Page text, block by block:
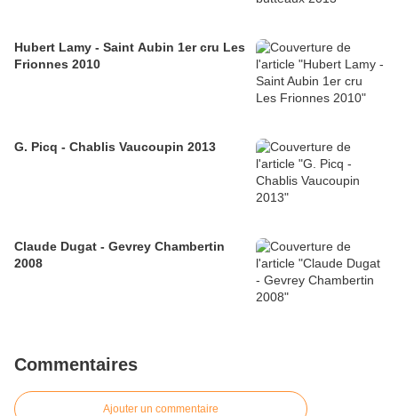
Hubert Lamy - Saint Aubin 1er cru Les
Frionnes 2010
G. Picq - Chablis Vaucoupin 2013
Claude Dugat - Gevrey Chambertin
2008
Commentaires
Ajouter un commentaire